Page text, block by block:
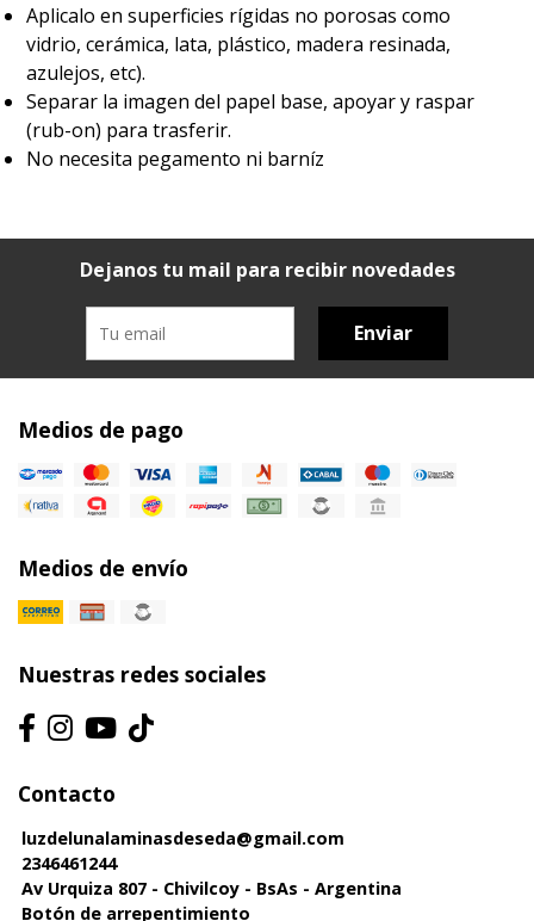
Aplicalo en superficies rígidas no porosas como
vidrio, cerámica, lata, plástico, madera resinada,
azulejos, etc).
Separar la imagen del papel base, apoyar y raspar
(rub-on) para trasferir.
No necesita pegamento ni barníz
Dejanos tu mail para recibir novedades
Enviar
Medios de pago
Medios de envío
Nuestras redes sociales
Contacto
luzdelunalaminasdeseda@gmail.com
2346461244
Av Urquiza 807 - Chivilcoy - BsAs - Argentina
Botón de arrepentimiento